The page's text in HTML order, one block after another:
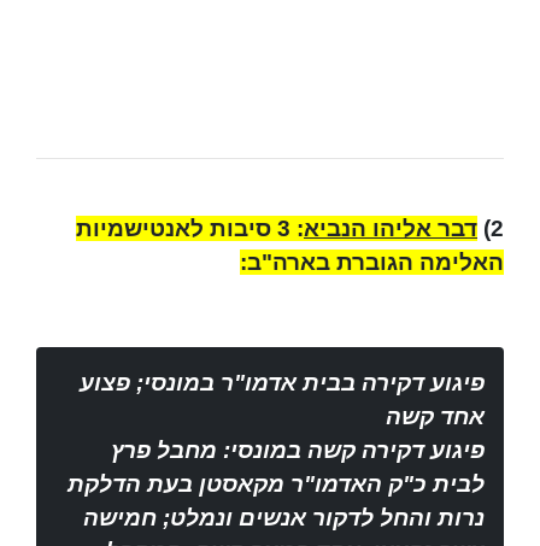
2) דבר אליהו הנביא
: 3 סיבות לאנטישמיות
האלימה הגוברת בארה"ב:
פיגוע דקירה בבית אדמו"ר במונסי; פצוע
אחד קשה
פיגוע דקירה קשה במונסי: מחבל פרץ
לבית כ"ק האדמו"ר מקאסטן בעת הדלקת
נרות והחל לדקור אנשים ונמלט; חמישה